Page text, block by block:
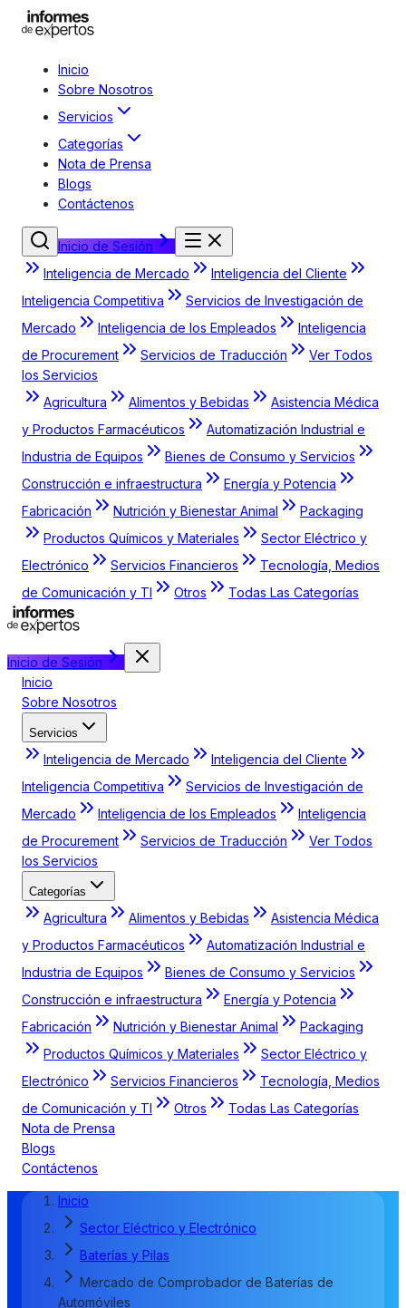
Inicio
Sobre Nosotros
Servicios
Categorías
Nota de Prensa
Blogs
Contáctenos
Inicio de Sesión
Inteligencia de Mercado
Inteligencia del Cliente
Inteligencia Competitiva
Servicios de Investigación de
Mercado
Inteligencia de los Empleados
Inteligencia
de Procurement
Servicios de Traducción
Ver Todos
los Servicios
Agricultura
Alimentos y Bebidas
Asistencia Médica
y Productos Farmacéuticos
Automatización Industrial e
Industria de Equipos
Bienes de Consumo y Servicios
Construcción e infraestructura
Energía y Potencia
Fabricación
Nutrición y Bienestar Animal
Packaging
Productos Químicos y Materiales
Sector Eléctrico y
Electrónico
Servicios Financieros
Tecnología, Medios
de Comunicación y TI
Otros Todas Las Categorías
Inicio de Sesión
Inicio
Sobre Nosotros
Servicios
Inteligencia de Mercado
Inteligencia del Cliente
Inteligencia Competitiva
Servicios de Investigación de
Mercado
Inteligencia de los Empleados
Inteligencia
de Procurement
Servicios de Traducción
Ver Todos
los Servicios
Categorías
Agricultura Alimentos y Bebidas
Asistencia Médica
y Productos Farmacéuticos
Automatización Industrial e
Industria de Equipos
Bienes de Consumo y Servicios
Construcción e infraestructura
Energía y Potencia
Fabricación
Nutrición y Bienestar Animal
Packaging
Productos Químicos y Materiales
Sector Eléctrico y
Electrónico
Servicios Financieros
Tecnología, Medios
de Comunicación y TI
Otros
Todas Las Categorías
Nota de Prensa
Blogs
Contáctenos
Inicio
Sector Eléctrico y Electrónico
Baterías y Pilas
Mercado de Comprobador de Baterías de
Automóviles